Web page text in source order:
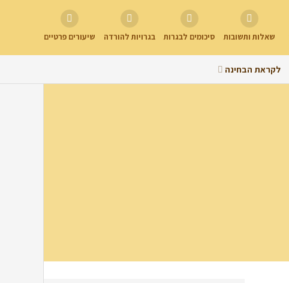
שאלות ותשובות סיכומים לבגרות בגרויות להורדה שיעורים פרטיים
לקראת הבחינה